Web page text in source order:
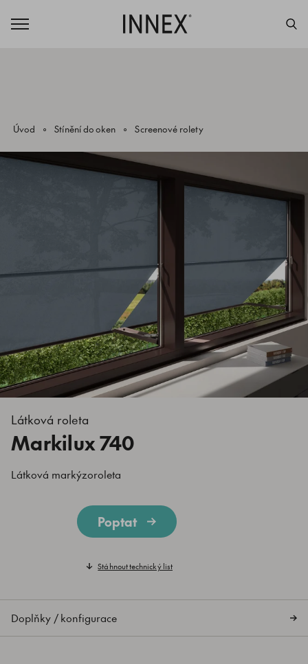
Úvod Stínění do oken Screenové rolety
Látková roleta
Markilux 740
Látková markýzoroleta
Poptat
Stáhnout technický list
Doplňky / konfigurace